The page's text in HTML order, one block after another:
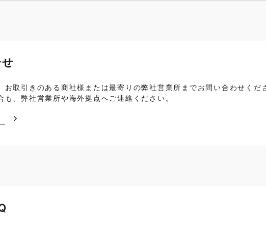
お取引きのある商社様または最寄りの弊社営業所までお問い合わせくだ
、弊社営業所や海外拠点へご連絡ください。